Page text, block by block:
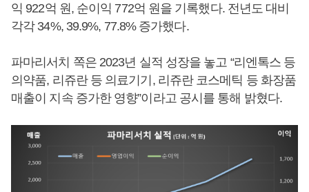
익 922억 원, 순이익 772억 원을 기록했다. 전년도 대비
각각 34%, 39.9%, 77.8% 증가했다.
파마리서치 쪽은 2023년 실적 성장을 놓고 “리엔톡스 등
의약품, 리쥬란 등 의료기기, 리쥬란 코스메틱 등 화장품
매출이 지속 증가한 영향”이라고 공시를 통해 밝혔다.